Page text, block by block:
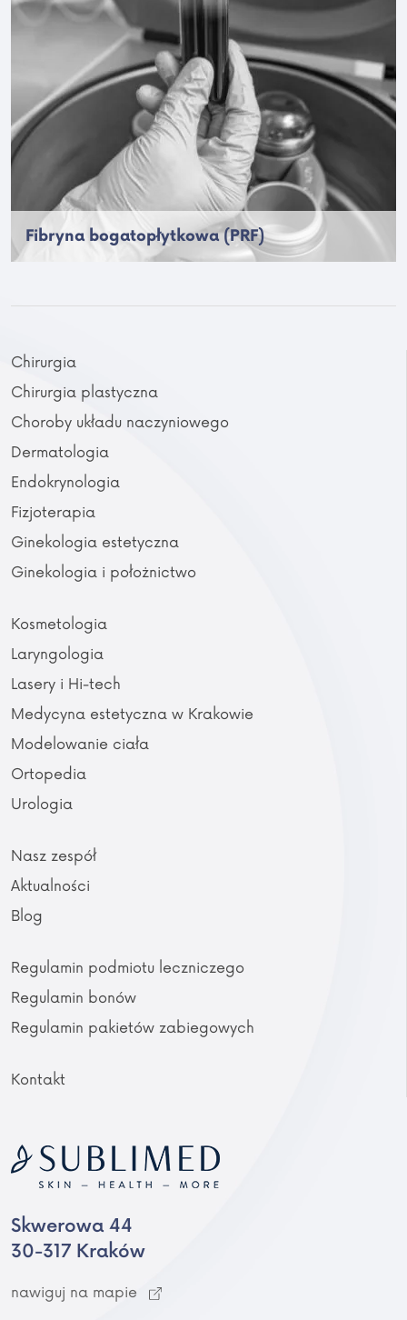
Fibryna bogatopłytkowa (PRF)
Chirurgia
Chirurgia plastyczna
Choroby układu naczyniowego
Dermatologia
Endokrynologia
Fizjoterapia
Ginekologia estetyczna
Ginekologia i położnictwo
Kosmetologia
Laryngologia
Lasery i Hi-tech
Medycyna estetyczna w Krakowie
Modelowanie ciała
Ortopedia
Urologia
Nasz zespół
Aktualności
Blog
Regulamin podmiotu leczniczego
Regulamin bonów
Regulamin pakietów zabiegowych
Kontakt
Skwerowa 44
30-317 Kraków
nawiguj na mapie